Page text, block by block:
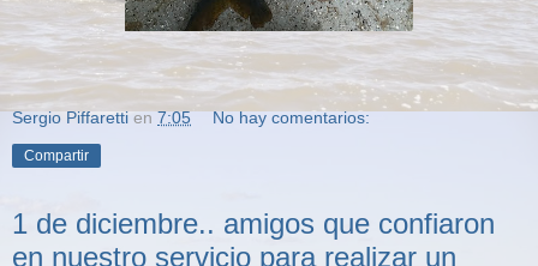
Sergio Piffaretti en7:05 No hay comentarios:
Compartir
1 de diciembre.. amigos que confiaron
en nuestro servicio para realizar un